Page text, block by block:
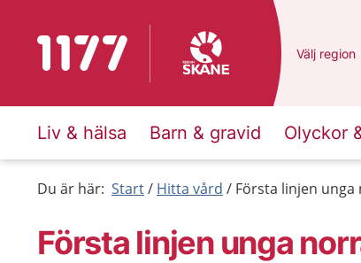
Till startsidan för 1177 Du har valt
Välj en
region
Liv & hälsa Barn & gravid Olyckor
Du är här: Start Hitta vård Första linjen
Första linjen unga